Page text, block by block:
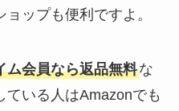
ップも便利ですよ。
ム会員なら返品無料な
いる人はAmazonでも